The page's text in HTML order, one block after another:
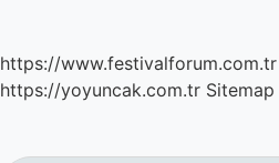
https://www.festivalforum.com.tr
https://yoyuncak.com.tr Sitemap